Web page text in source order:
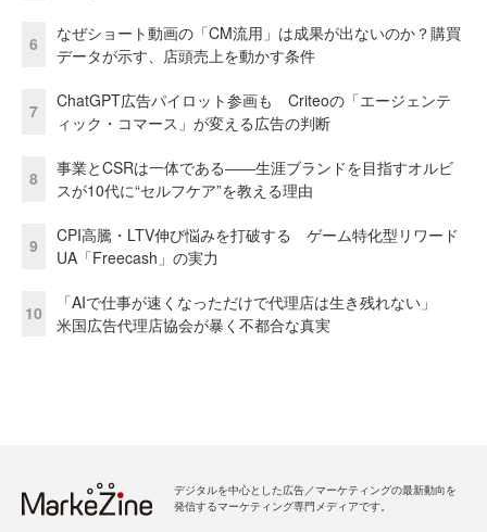
6
なぜショート動画の「CM流用」は成果が出ないのか？購買
データが示す、店頭売上を動かす条件
7
ChatGPT広告パイロット参画も Criteoの「エージェンテ
ィック・コマース」が変える広告の判断
8
事業とCSRは一体である――生涯ブランドを目指すオルビ
スが10代に“セルフケア”を教える理由
9
CPI高騰・LTV伸び悩みを打破する ゲーム特化型リワード
UA「Freecash」の実力
10
「AIで仕事が速くなっただけで代理店は生き残れない」
米国広告代理店協会が暴く不都合な真実
デジタルを中心とした広告／マーケティングの最新動向を
発信するマーケティング専門メディアです。